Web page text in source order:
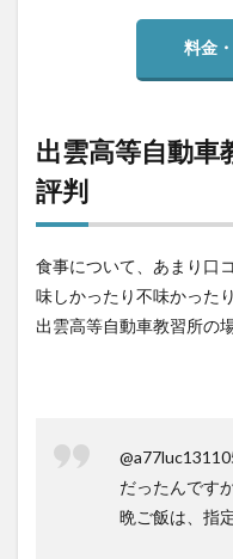
料金
出雲高等自動車
評判
食事について、あまり口
味しかったり不味かった
出雲高等自動車教習所の
だったんです
晩ご飯は、指